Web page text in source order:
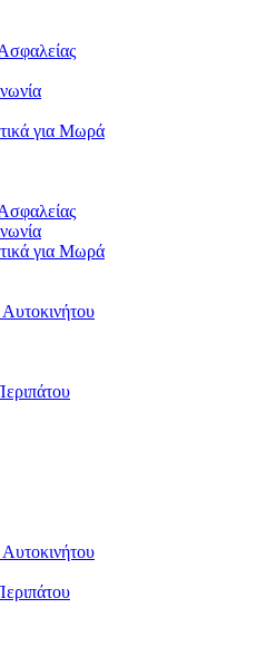
για Μωρά
για Μωρά